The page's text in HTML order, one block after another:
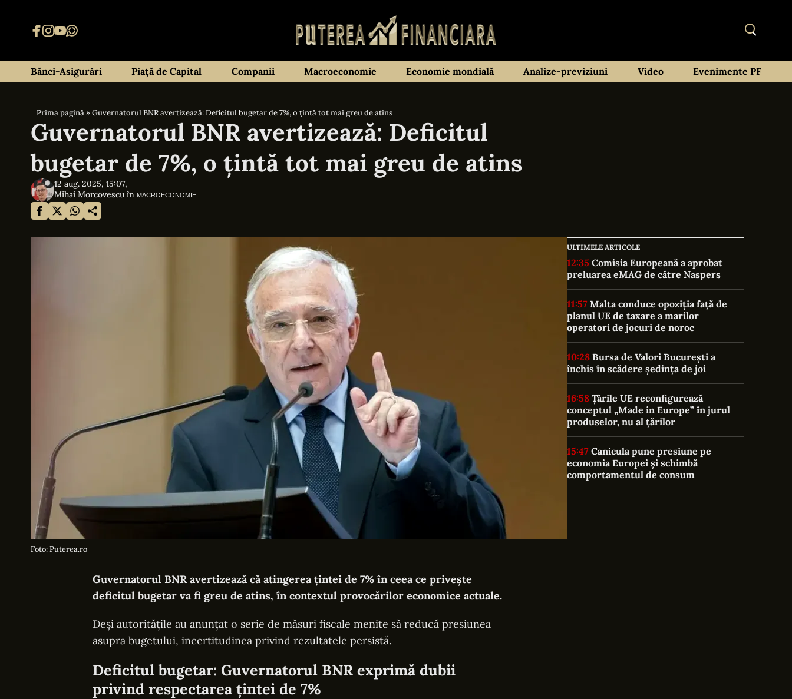
Bănci-Asigurări Piață de Capital Companii Macroeconomie Economie mondială Analize-previziuni Video Evenimente PF
Prima pagină»Guvernatorul BNR avertizează: Deficitul bugetar de 7%, o țintă tot mai greu de atins
Guvernatorul BNR avertizează: Deficitul
bugetar de 7%, o țintă tot mai greu de atins
12 aug. 2025, 15:07,
Mihai Morcovescu în MACROECONOMIE
Foto: Puterea.ro
Guvernatorul BNR avertizează că atingerea țintei de 7% în ceea ce privește
deficitul bugetar va fi greu de atins, în contextul provocărilor economice actuale.
Deși autoritățile au anunțat o serie de măsuri fiscale menite să reducă presiunea
asupra bugetului, incertitudinea privind rezultatele persistă.
Deficitul bugetar: Guvernatorul BNR exprimă dubii
privind respectarea țintei de 7%
ULTIMELE ARTICOLE
12:35
preluarea eMAG de către Naspers
11:57
planul UE de taxare a marilor
operatori de jocuri de noroc
10:28
închis în scădere ședința de joi
16:58
conceptul „Made in Europe” în jurul
produselor, nu al țărilor
15:47
economia Europei și schimbă
comportamentul de consum